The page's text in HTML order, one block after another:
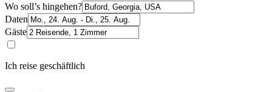
Wo soll’s hingehen?
Daten
Gäste
Ich reise geschäftlich